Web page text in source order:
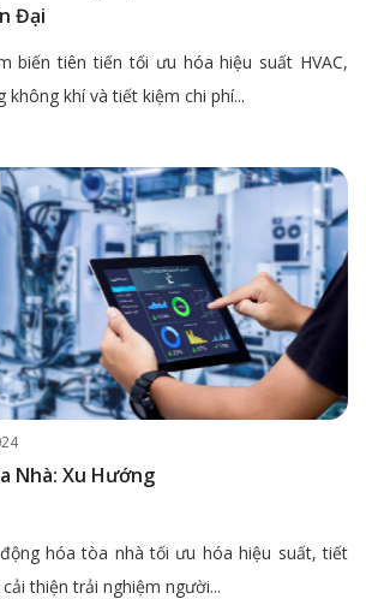
Đại
biến tiên tiến tối ưu hóa hiệu suất HVAC,
không khí và tiết kiệm chi phí...
Nhà: Xu Hướng
hóa tòa nhà tối ưu hóa hiệu suất, tiết
thiện trải nghiệm người...